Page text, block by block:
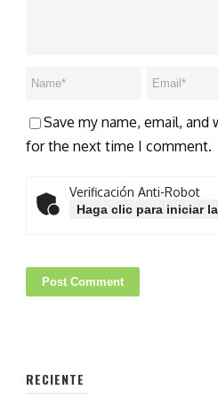
Save my name, email,
for the next time I comment.
Verificación Anti-Robot
Haga clic para iniciar
RECIENTE